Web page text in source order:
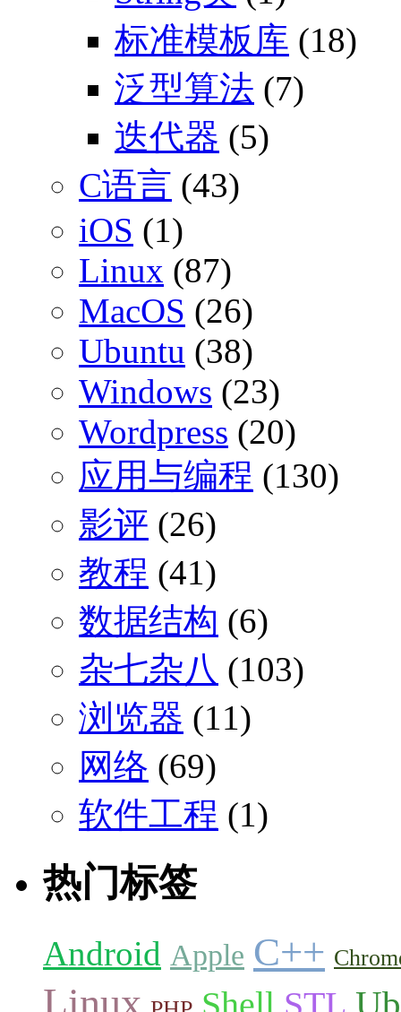
标准模板库 (18)
泛型算法 (7)
迭代器 (5)
C语言 (43)
iOS (1)
Linux (87)
MacOS (26)
Ubuntu (38)
Windows (23)
Wordpress (20)
应用与编程 (130)
影评 (26)
教程 (41)
数据结构 (6)
杂七杂八 (103)
浏览器 (11)
网络 (69)
软件工程 (1)
热门标签
Android Apple C++
Linux